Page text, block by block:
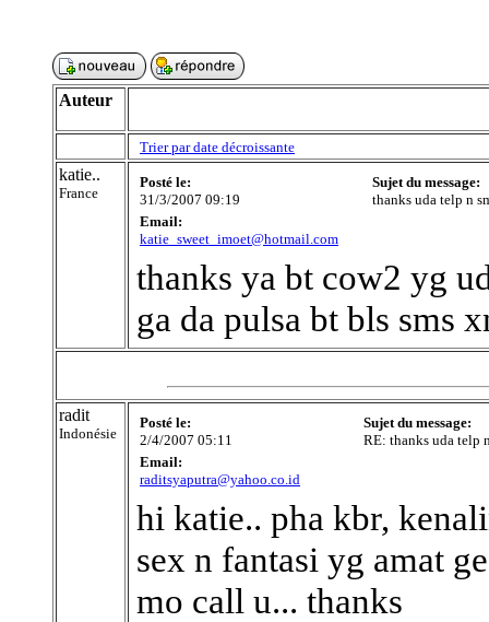
Auteur
Trier par date décroissante
katie..
France
Posté le:
31/3/2007 09:19
Sujet du message:
thanks uda telp n
Email:
katie_sweet_imoet@hotmail.com
thanks ya bt cow2 yg
ga da pulsa bt bls sms
radit
Indonésie
Posté le:
2/4/2007 05:11
Sujet du message:
RE: thanks uda telp
Email:
raditsyaputra@yahoo.co.id
hi katie.. pha kbr,
sex n fantasi yg amat
mo call u... thanks